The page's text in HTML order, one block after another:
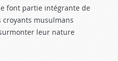
font partie intégrante de
croyants musulmans
leur nature